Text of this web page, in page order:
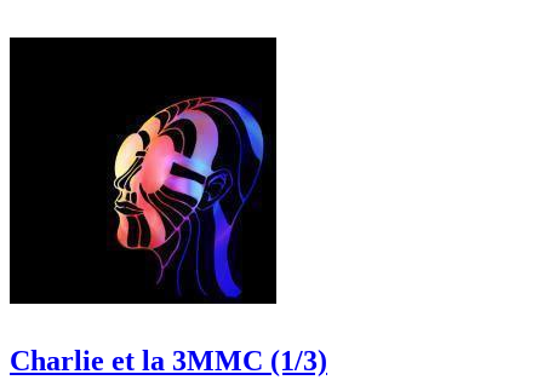
Charlie et la 3MMC (1/3)